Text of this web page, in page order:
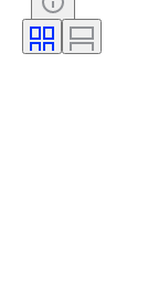
包括配件